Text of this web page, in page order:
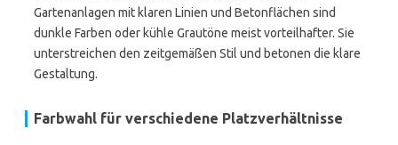
Gartenanlagen mit klaren Linien und Betonflächen sind
dunkle Farben oder kühle Grautöne meist vorteilhafter. Sie
unterstreichen den zeitgemäßen Stil und betonen die klare
Gestaltung.
Farbwahl für verschiedene Platzverhältnisse